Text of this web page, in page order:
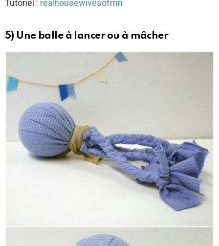
Tutoriel : realhousewivesofmn
5) Une balle à lancer ou à mâcher